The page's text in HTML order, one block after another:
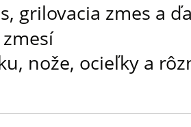
grilovacia zmes a
nože, ocieľky a